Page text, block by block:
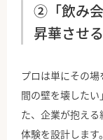
②「飲み
昇華させる
プロは単にその
間の壁を壊した
た、企業が抱え
体験を設計しま